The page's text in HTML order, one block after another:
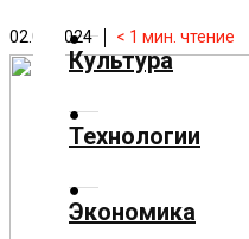
Общество
Политика
Культура
Технологии
Экономика
02.09.2024 < 1 мин. чтение